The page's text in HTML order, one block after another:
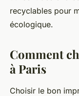
recyclables pour
écologique.
Comment
à Paris
Choisir le bon